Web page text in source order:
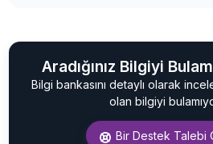
Aradığınız Bilgiyi
Bilgi bankasını detaylı olarak
olan bilgiyi
Bir Destek Talebi